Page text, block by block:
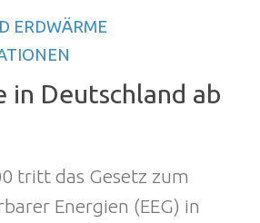
ERDWÄRME
in Deutschland ab
tritt das Gesetz zum
Energien (EEG) in